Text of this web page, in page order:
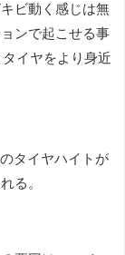
ビ動く感じは無
ンで起こせる事
イヤをより身近
タイヤハイトが
る。